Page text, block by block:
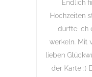
Endlich
Hochzeiten
durfte ich
werkeln. Mit
lieben
der Karte :)